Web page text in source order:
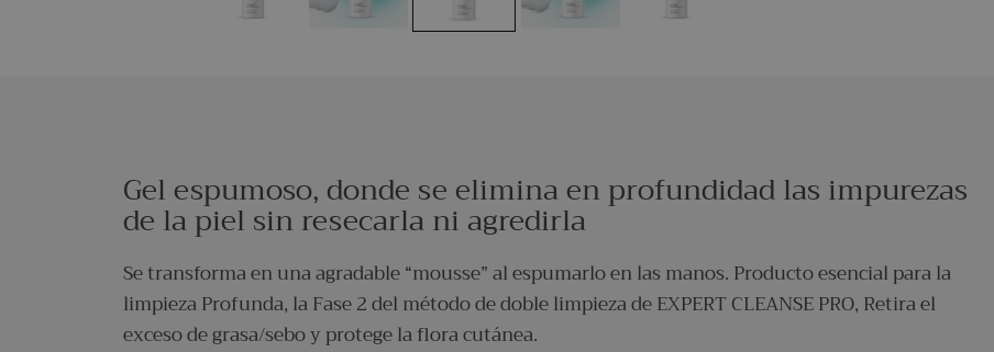
Gel espumoso, donde se elimina en profundidad las impurezas
de la piel sin resecarla ni agredirla
Se transforma en una agradable “mousse” al espumarlo en las manos. Producto esencial para la
limpieza Profunda, la Fase 2 del método de doble limpieza de EXPERT CLEANSE PRO, Retira el
exceso de grasa/sebo y protege la flora cutánea.